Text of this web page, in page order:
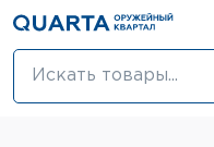
Оптовикам